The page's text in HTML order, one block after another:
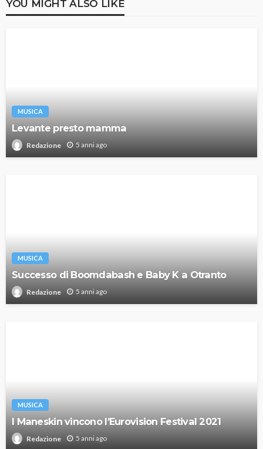
YOU MIGHT ALSO LIKE
MUSICA
Levante presto mamma
Redazione 5 anni ago
MUSICA
Successo di Boomdabash e Baby K a Otranto
Redazione 5 anni ago
MUSICA
I Maneskin vincono l’Eurovision Festival 2021
Redazione 5 anni ago